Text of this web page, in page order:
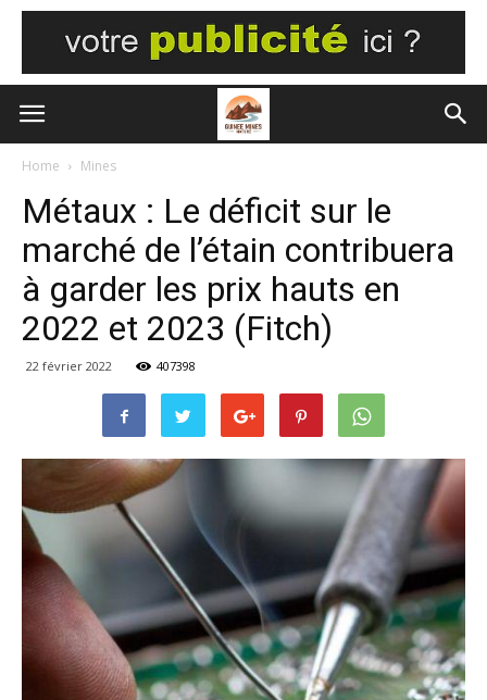
Home Mines
Métaux : Le déficit sur le
marché de l’étain contribuera
à garder les prix hauts en
2022 et 2023 (Fitch)
22 février 2022 407398